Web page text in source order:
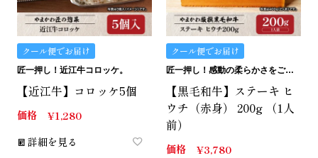
クール便でお届け
匠一押し！近江牛コロッケ。
【近江牛】コロッケ5個
価格 ¥1,280
詳細を見る
クール便でお届け
匠一押し！感動の柔らかさをご堪能ください。
【黒毛和牛】ステーキ ヒ
ウチ（赤身） 200g （1人
前）
価格 ¥3,780